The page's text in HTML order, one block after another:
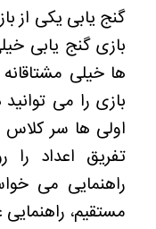
گنج یابی یکی از
بازی گنج یابی
ها خیلی
بازی را می
اولی ها سر کلاس
تفریق اعداد
راهنمایی می
مستقیم،